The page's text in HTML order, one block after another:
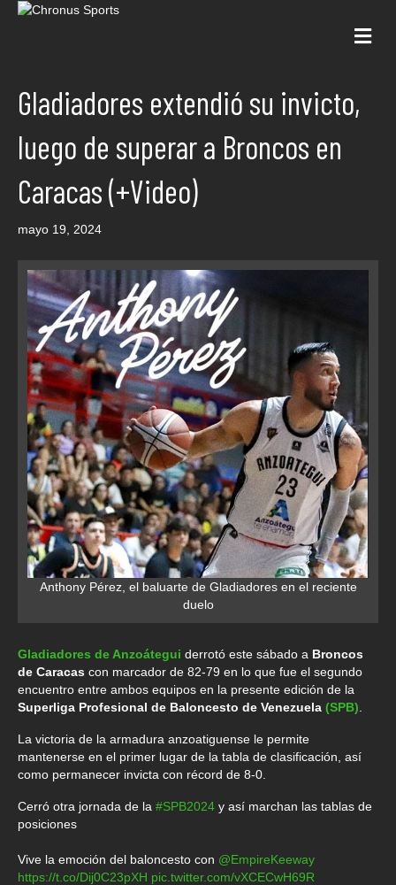
Gladiadores extendió su invicto,
luego de superar a Broncos en
Caracas (+Video)
mayo 19, 2024
Anthony Pérez, el baluarte de Gladiadores en el reciente
duelo
Gladiadores de Anzoátegui derrotó este sábado a Broncos
de Caracas con marcador de 82-79 en lo que fue el segundo
encuentro entre ambos equipos en la presente edición de la
Superliga Profesional de Baloncesto de Venezuela (SPB)
La victoria de la armadura anzoatiguense le permite
mantenerse en el primer lugar de la tabla de clasificación, así
como permanecer invicta con récord de 8-0.
Cerró otra jornada de la #SPB2024 y así marchan las tablas de
posiciones
Vive la emoción del baloncesto con @EmpireKeeway
https://t.co/Dij0C23pXH pic.twitter.com/vXCECwH69R